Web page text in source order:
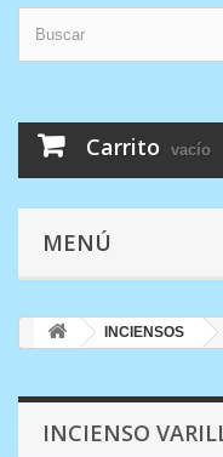
Carrito vacío
MENÚ
INCIENSOS
INCIENSO